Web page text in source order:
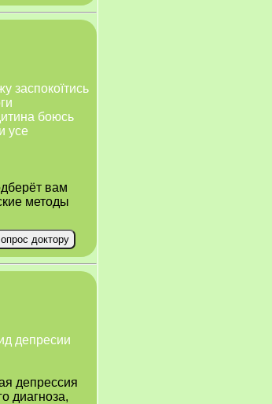
заспокоїтись
боюсь
усе
вам
методы
депресии
депрессия
диагноза,